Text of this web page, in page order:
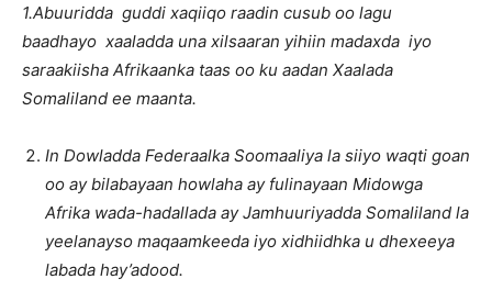
1.Abuuridda guddi xaqiiqo raadin cusub oo lagu
baadhayo xaaladda una xilsaaran yihiin madaxda iyo
saraakiisha Afrikaanka taas oo ku aadan Xaalada
Somaliland ee maanta.
In Dowladda Federaalka Soomaaliya la siiyo waqti goan
oo ay bilabayaan howlaha ay fulinayaan Midowga
Afrika wada-hadallada ay Jamhuuriyadda Somaliland la
yeelanayso maqaamkeeda iyo xidhiidhka u dhexeeya
labada hay’adood.